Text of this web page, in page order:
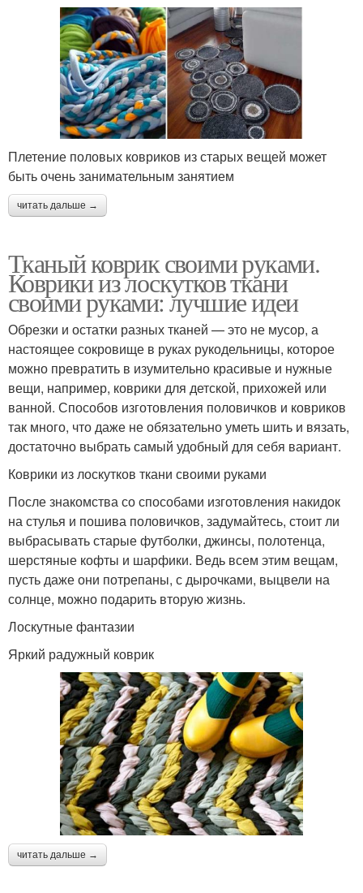
Плетение половых ковриков из старых вещей может
быть очень занимательным занятием
читать дальше →
Тканый коврик своими руками.
Коврики из лоскутков ткани
своими руками: лучшие идеи
Обрезки и остатки разных тканей — это не мусор, а
настоящее сокровище в руках рукодельницы, которое
можно превратить в изумительно красивые и нужные
вещи, например, коврики для детской, прихожей или
ванной. Способов изготовления половичков и ковриков
так много, что даже не обязательно уметь шить и вязать,
достаточно выбрать самый удобный для себя вариант.
Коврики из лоскутков ткани своими руками
После знакомства со способами изготовления накидок
на стулья и пошива половичков, задумайтесь, стоит ли
выбрасывать старые футболки, джинсы, полотенца,
шерстяные кофты и шарфики. Ведь всем этим вещам,
пусть даже они потрепаны, с дырочками, выцвели на
солнце, можно подарить вторую жизнь.
Лоскутные фантазии
Яркий радужный коврик
читать дальше →